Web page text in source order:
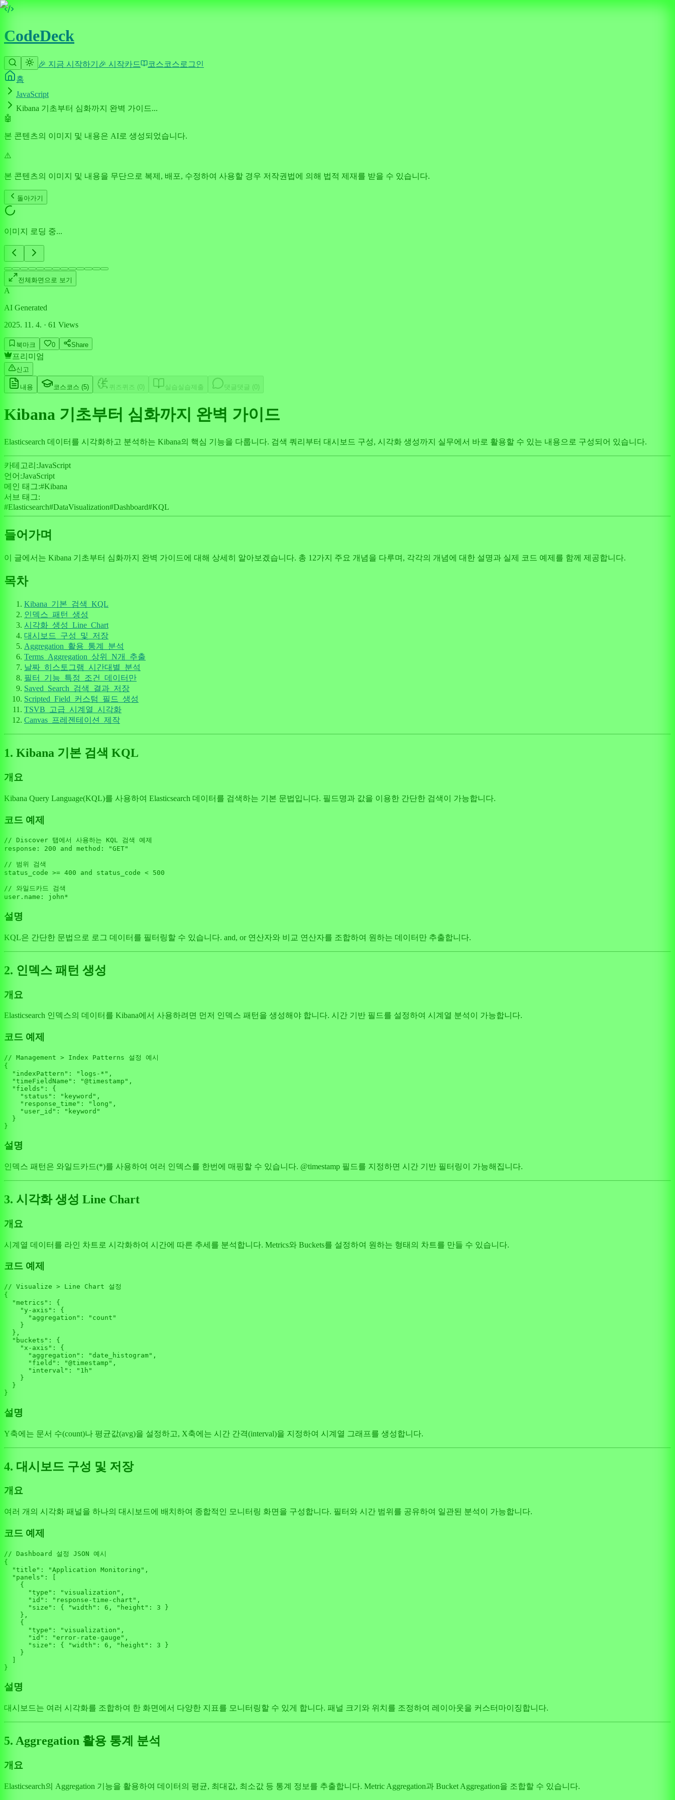
CodeDeck
🎉 지금 시작하기 🎉 시작카드 코스코스 로그인
홈
JavaScript
Kibana 기초부터 심화까지 완벽 가이드...
🤖
본 콘텐츠의 이미지 및 내용은 AI로 생성되었습니다.
⚠️
본 콘텐츠의 이미지 및 내용을 무단으로 복제, 배포, 수정하여 사용할 경우 저작권법에 의해 법적 제재를 받을 수 있습니다.
돌아가기
이미지 로딩 중...
전체화면으로 보기
A
AI Generated
2025. 11. 4. · 61 Views
북마크 0 Share
프리미엄
신고
내용 코스 코스 (5) 퀴즈 퀴즈 (0 ) 실습실습제출 댓글 댓글 (0 )
Kibana 기초부터 심화까지 완벽 가이드
Elasticsearch 데이터를 시각화하고 분석하는 Kibana의 핵심 기능을 다룹니다. 검색 쿼리부터 대시보드 구성, 시각화 생성까지 실무에서 바로 활용할 수 있는 내용으로 구성되어 있습니다.
카테고리:JavaScript
언어:JavaScript
메인 태그:#Kibana
서브 태그:
#Elasticsearch#DataVisualization#Dashboard#KQL
들어가며
이 글에서는 Kibana 기초부터 심화까지 완벽 가이드에 대해 상세히 알아보겠습니다. 총 12가지 주요 개념을 다루며, 각각의 개념에 대한 설명과 실제 코드 예제를 함께 제공합니다.
목차
Kibana_기본_검색_KQL
인덱스_패턴_생성
시각화_생성_Line_Chart
대시보드_구성_및_저장
Aggregation_활용_통계_분석
Terms_Aggregation_상위_N개_추출
날짜_히스토그램_시간대별_분석
필터_기능_특정_조건_데이터만
Saved_Search_검색_결과_저장
Scripted_Field_커스텀_필드_생성
TSVB_고급_시계열_시각화
Canvas_프레젠테이션_제작
1. Kibana 기본 검색 KQL
개요
Kibana Query Language(KQL)를 사용하여 Elasticsearch 데이터를 검색하는 기본 문법입니다. 필드명과 값을 이용한 간단한 검색이 가능합니다.
코드 예제
// Discover 탭에서 사용하는 KQL 검색 예제
response : 200 and method : "GET"
// 범위 검색
status_code >= 400 and status_code < 500
// 와일드카드 검색
user. name
설명
KQL은 간단한 문법으로 로그 데이터를 필터링할 수 있습니다. and, or 연산자와 비교 연산자를 조합하여 원하는 데이터만 추출합니다.
2. 인덱스 패턴 생성
개요
Elasticsearch 인덱스의 데이터를 Kibana에서 사용하려면 먼저 인덱스 패턴을 생성해야 합니다. 시간 기반 필드를 설정하여 시계열 분석이 가능합니다.
코드 예제
// Management > Index Patterns 설정 예시
{
"indexPattern" : "logs-*" ,
"timeFieldName" : "@timestamp" ,
"fields" : {
"status" : "keyword" ,
"response_time" : "long" ,
"user_id" :
"keyword"
  }
설명
인덱스 패턴은 와일드카드(*)를 사용하여 여러 인덱스를 한번에 매핑할 수 있습니다. @timestamp 필드를 지정하면 시간 기반 필터링이 가능해집니다.
3. 시각화 생성 Line Chart
개요
시계열 데이터를 라인 차트로 시각화하여 시간에 따른 추세를 분석합니다. Metrics와 Buckets를 설정하여 원하는 형태의 차트를 만들 수 있습니다.
코드 예제
// Visualize > Line Chart 설정
{
"metrics" : {
"y-axis" : {
"aggregation" :
"count"
    }
  },
"buckets" : {
"x-axis" : {
"aggregation" : "date_histogram" ,
"field" : "@timestamp" ,
"interval" :
"1h"
    }
  }
설명
Y축에는 문서 수(count)나 평균값(avg)을 설정하고, X축에는 시간 간격(interval)을 지정하여 시계열 그래프를 생성합니다.
4. 대시보드 구성 및 저장
개요
여러 개의 시각화 패널을 하나의 대시보드에 배치하여 종합적인 모니터링 화면을 구성합니다. 필터와 시간 범위를 공유하여 일관된 분석이 가능합니다.
코드 예제
// Dashboard 설정 JSON 예시
{
"title" : "Application Monitoring" ,
"panels" : [
    {
"type" : "visualization" ,
"id" : "response-time-chart" ,
"size" : { "width" : 6 , "height" : 3 }
    },
    {
"type" : "visualization" ,
"id" : "error-rate-gauge" ,
"size" : { "width" : 6 , "height" : 3 }
    }
  ]
설명
대시보드는 여러 시각화를 조합하여 한 화면에서 다양한 지표를 모니터링할 수 있게 합니다. 패널 크기와 위치를 조정하여 레이아웃을 커스터마이징합니다.
5. Aggregation 활용 통계 분석
개요
Elasticsearch의 Aggregation 기능을 활용하여 데이터의 평균, 최대값, 최소값 등 통계 정보를 추출합니다. Metric Aggregation과 Bucket Aggregation을 조합할 수 있습니다.